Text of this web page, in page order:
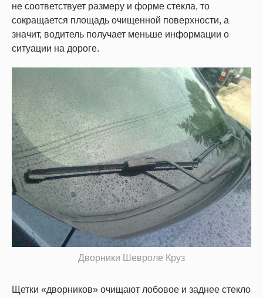
не соответствует размеру и форме стекла, то
сокращается площадь очищенной поверхности, а
значит, водитель получает меньше информации о
ситуации на дороге.
Дворники Шевроле Круз
Щетки «дворников» очищают лобовое и заднее стекло